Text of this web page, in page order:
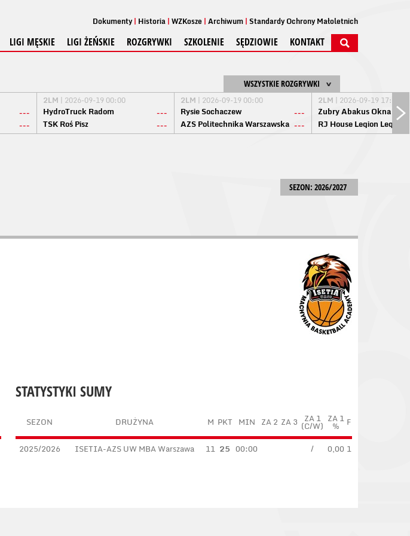
Dokumenty Historia WZKosze Archiwum Standardy Ochrony Małoletnich
LIGI MĘSKIE LIGI ŻEŃSKIE ROZGRYWKI SZKOLENIE SĘDZIOWIE KONTAKT
WSZYSTKIE ROZGRYWKI
---
---
2LM | 2026-09-19 00:00
HydroTruck Radom
---
TSK Roś Pisz
---
2LM | 2026-09-19 00:00
Rysie Sochaczew
---
AZS Politechnika Warszawska ---
2LM | 2026-09-19 17:00
Żubry Abakus Okna
RJ House Legion
SEZON: 2026/2027
STATYSTYKI SUMY
SEZON DRUŻYNA M PKT MIN ZA 2 ZA 3 ZA 1
(C/W)
ZA 1
% F
2025/2026 ISETIA-AZS UW MBA Warszawa 11 25 00:00 / 0,00 1